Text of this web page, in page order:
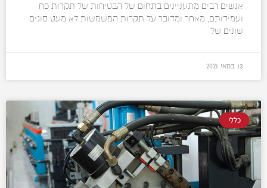
אנשים רבים מתעניינים בתחום של הבטיחות של תקרות פח
ועמידותם, מאחר ומדובר על תקרות המשמשות לא מעט סוגים
שונים של
13 במאי 2021
כללי